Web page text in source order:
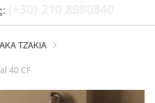
ΤΖΑΚΙΑ
40 CF